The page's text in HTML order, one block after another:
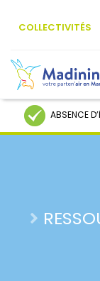
COLLECTIVITÉS
ABSENCE